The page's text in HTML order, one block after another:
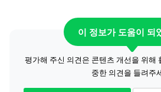
이 정보가 도움이 되
평가해 주신 의견은 콘텐츠 개선을 위해
중한 의견을 들려주